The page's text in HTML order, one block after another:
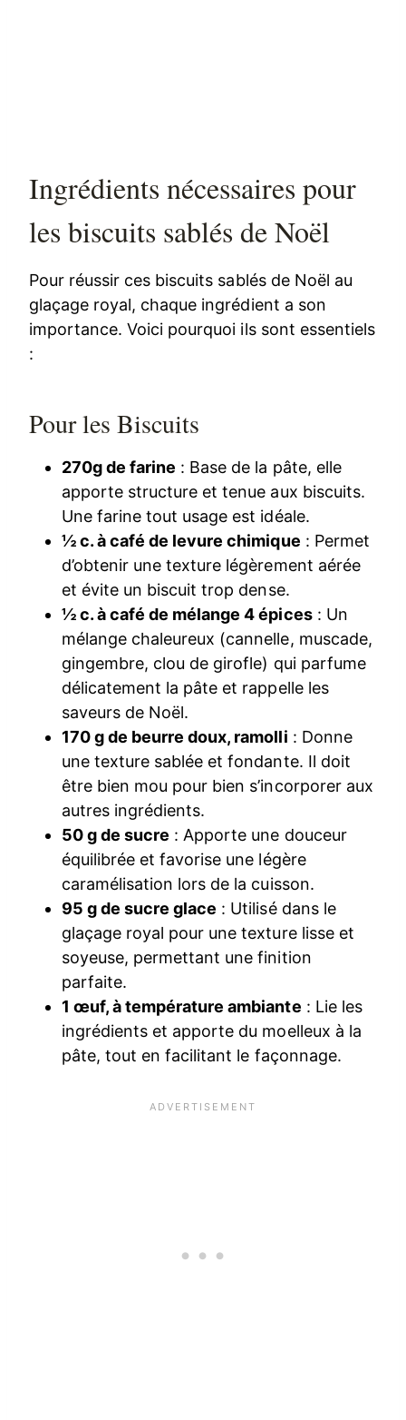
Ingrédients nécessaires pour
les biscuits sablés de Noël
Pour réussir ces biscuits sablés de Noël au
glaçage royal, chaque ingrédient a son
importance. Voici pourquoi ils sont essentiels
:
Pour les Biscuits
270g de farine : Base de la pâte, elle
apporte structure et tenue aux biscuits.
Une farine tout usage est idéale.
½ c. à café de levure chimique : Permet
d’obtenir une texture légèrement aérée
et évite un biscuit trop dense.
½ c. à café de mélange 4 épices: Un
mélange chaleureux (cannelle, muscade,
gingembre, clou de girofle) qui parfume
délicatement la pâte et rappelle les
saveurs de Noël.
170 g de beurre doux, ramolli : Donne
une texture sablée et fondante. Il doit
être bien mou pour bien s’incorporer aux
autres ingrédients.
50 g de sucre : Apporte une douceur
équilibrée et favorise une légère
caramélisation lors de la cuisson.
95 g de sucre glace : Utilisé dans le
glaçage royal pour une texture lisse et
soyeuse, permettant une finition
parfaite.
1 œuf, à température ambiante : Lie les
ingrédients et apporte du moelleux à la
pâte, tout en facilitant le façonnage.